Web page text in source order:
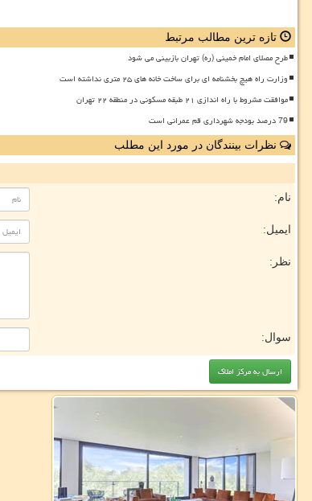
تازه ترین مطالب مرتبط
طرح مصلای امام خمینی (ره) تهران بازبینی می شود
وزارت راه هیچ بخشنامه ای برای ساخت خانه های ۲۵ متری نداشته است
موافقت مشروط با راه اندازی ۲۱ طبقه مسکونی در منطقه ۲۲ تهران
79 درصد بودجه شهرداری قم عمرانی است
نظرات بینندگان در مورد این مطلب
نام:
ایمیل:
نظر:
سوال: